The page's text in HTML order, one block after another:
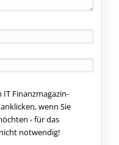
Finanzmagazin-
wenn Sie
- für das
notwendig!